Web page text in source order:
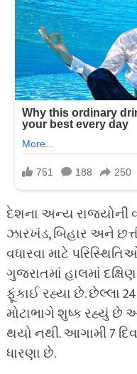
દેશના અન્ય રાજ્યોની
ઝારખંડ, બિહાર અને
વધારવા માટે
ગુજરાતમાં હાલમાં
ફૂંકાઈ રહ્યા છે. છેલ્લા
મોટાભાગે શુષ્ક રહ્યું છે
થયો નથી. આગામી 7
ધારણા છે.